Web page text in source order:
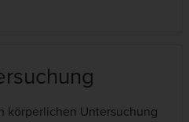
körperlichen Untersuchung